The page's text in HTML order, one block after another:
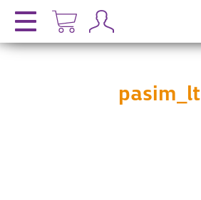
pasim_lt